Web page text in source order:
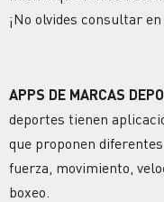
¡No olvides consultar
APPS DE MARCAS
deportes tienen
que proponen
fuerza, movimiento,
boxeo.